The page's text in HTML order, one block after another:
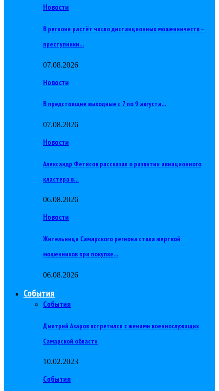
Новости
В регионе растёт число дистанционных мошенничеств —
преступники…
07.08.2026
Новости
В предстоящие выходные с 7 по 9 августа…
07.08.2026
Новости
Александр Фетисов рассказал о развитии авиационного
кластера в…
06.08.2026
Новости
Жительница Самарского региона стала жертвой
мошенников при покупке…
06.08.2026
События
События
Дмитрий Азаров встретился с женами военнослужащих
Самарской области
10.02.2023
События